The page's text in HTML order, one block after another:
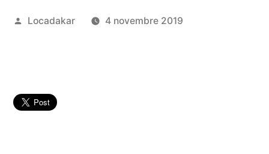
Publié
Locadakar 4 novembre 2019